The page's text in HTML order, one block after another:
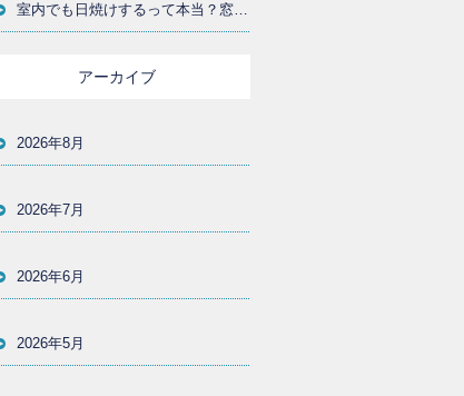
室内でも日焼けするって本当？窓からの紫外線対策とUVカットフィルムの選び方を大分の施工店が解説
アーカイブ
2026年8月
2026年7月
2026年6月
2026年5月